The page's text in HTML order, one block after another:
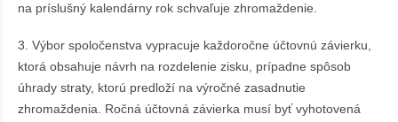
na príslušný kalendárny rok schvaľuje zhromaždenie.
3. Výbor spoločenstva vypracuje každoročne účtovnú závierku,
ktorá obsahuje návrh na rozdelenie zisku, prípadne spôsob
úhrady straty, ktorú predloží na výročné zasadnutie
zhromaždenia. Ročná účtovná závierka musí byť vyhotovená